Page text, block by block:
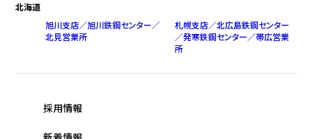
北海道
旭川支店／旭川鉄鋼センター／
北見営業所
札幌支店／北広島鉄鋼センター
／発寒鉄鋼センター／帯広営業
所
採用情報